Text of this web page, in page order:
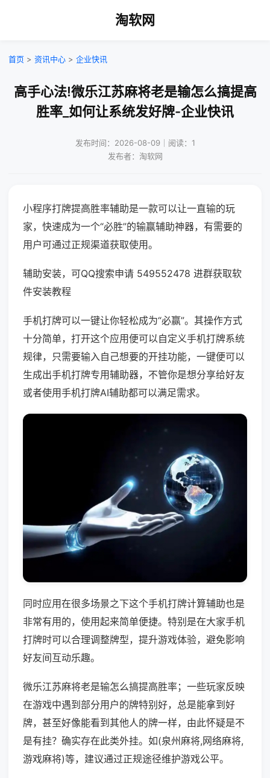
淘软网
首页 > 资讯中心 > 企业快讯
高手心法!微乐江苏麻将老是输怎么搞提高
胜率_如何让系统发好牌-企业快讯
发布时间：2026-08-09｜阅读：1
发布者：淘软网
小程序打牌提高胜率辅助是一款可以让一直输的玩
家，快速成为一个“必胜”的输赢辅助神器，有需要的
用户可通过正规渠道获取使用。
辅助安装，可QQ搜索申请 549552478 进群获取软
件安装教程
手机打牌可以一键让你轻松成为“必赢”。其操作方式
十分简单，打开这个应用便可以自定义手机打牌系统
规律，只需要输入自己想要的开挂功能，一键便可以
生成出手机打牌专用辅助器，不管你是想分享给好友
或者使用手机打牌AI辅助都可以满足需求。
同时应用在很多场景之下这个手机打牌计算辅助也是
非常有用的，使用起来简单便捷。特别是在大家手机
打牌时可以合理调整牌型，提升游戏体验，避免影响
好友间互动乐趣。
微乐江苏麻将老是输怎么搞提高胜率；一些玩家反映
在游戏中遇到部分用户的牌特别好，总是能拿到好
牌，甚至好像能看到其他人的牌一样，由此怀疑是不
是有挂？确实存在此类外挂。如(泉州麻将,网络麻将,
游戏麻将)等，建议通过正规途径维护游戏公平。